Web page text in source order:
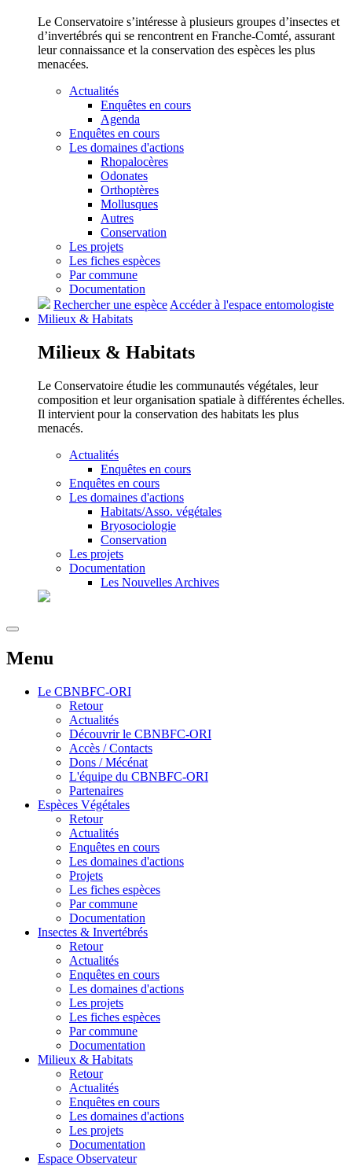
Le Conservatoire s’intéresse à plusieurs groupes d’insectes et
d’invertébrés qui se rencontrent en Franche-Comté, assurant
leur connaissance et la conservation des espèces les plus
menacées.
Actualités
Enquêtes en cours
Agenda
Enquêtes en cours
Les domaines d'actions
Rhopalocères
Odonates
Orthoptères
Mollusques
Autres
Conservation
Les projets
Les fiches espèces
Par commune
Documentation
Rechercher une espèce Accéder à l'espace entomologiste
Milieux & Habitats
Milieux & Habitats
Le Conservatoire étudie les communautés végétales, leur
composition et leur organisation spatiale à différentes échelles.
Il intervient pour la conservation des habitats les plus
menacés.
Actualités
Enquêtes en cours
Enquêtes en cours
Les domaines d'actions
Habitats/Asso. végétales
Bryosociologie
Conservation
Les projets
Documentation
Les Nouvelles Archives
Menu
Le CBNBFC-ORI
Retour
Actualités
Découvrir le CBNBFC-ORI
Accès / Contacts
Dons / Mécénat
L'équipe du CBNBFC-ORI
Partenaires
Espèces Végétales
Retour
Actualités
Enquêtes en cours
Les domaines d'actions
Projets
Les fiches espèces
Par commune
Documentation
Insectes & Invertébrés
Retour
Actualités
Enquêtes en cours
Les domaines d'actions
Les projets
Les fiches espèces
Par commune
Documentation
Milieux & Habitats
Retour
Actualités
Enquêtes en cours
Les domaines d'actions
Les projets
Documentation
Espace Observateur